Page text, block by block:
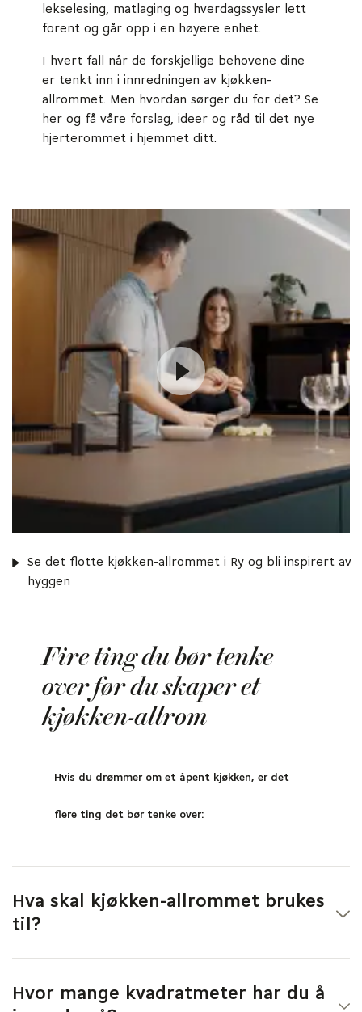
lekselesing, matlaging og hverdagssysler lett
forent og går opp i en høyere enhet.
I hvert fall når de forskjellige behovene dine
er tenkt inn i innredningen av kjøkken-
allrommet. Men hvordan sørger du for det? Se
her og få våre forslag, ideer og råd til det nye
hjerterommet i hjemmet ditt.
Se det flotte kjøkken-allrommet i Ry og bli inspirert av
hyggen
Fire ting du bør tenke
over før du skaper et
kjøkken-allrom
Hvis du drømmer om et åpent kjøkken, er det
flere ting det bør tenke over:
Hva skal kjøkken-allrommet brukes
til?
Kjøkken, spisestue, stue, hobbyrom, eller noe annet?
av innredningen – før du setter i gang med
Hvor mange kvadratmeter har du å